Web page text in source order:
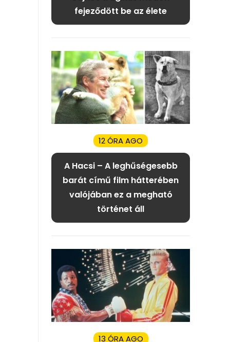
fejeződött be az élete
12 ÓRA AGO
A Hacsi – A leghűségesebb
barát című film hátterében
valójában ez a megható
történet áll
13 ÓRA AGO